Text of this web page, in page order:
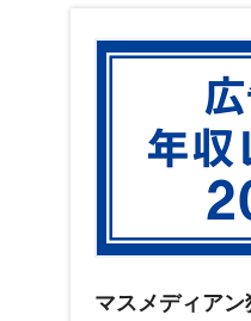
マスメディア